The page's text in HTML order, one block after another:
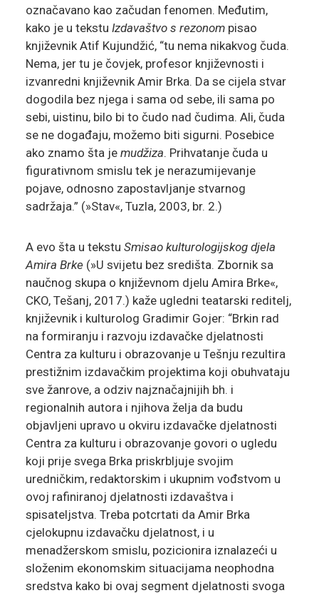
označavano kao začudan fenomen. Međutim,
kako je u tekstu Izdavaštvo s rezonompisao
književnik Atif Kujundžić, “tu nema nikakvog čuda.
Nema, jer tu je čovjek, profesor književnosti i
izvanredni književnik Amir Brka. Da se cijela stvar
dogodila bez njega i sama od sebe, ili sama po
sebi, uistinu, bilo bi to čudo nad čudima. Ali, čuda
se ne događaju, možemo biti sigurni. Posebice
ako znamo šta je mudžiza. Prihvatanje čuda u
figurativnom smislu tek je nerazumijevanje
pojave, odnosno zapostavljanje stvarnog
sadržaja.” (»Stav«, Tuzla, 2003, br. 2.)
A evo šta u tekstu Smisao kulturologijskog djela
Amira Brke (»U svijetu bez središta. Zbornik sa
naučnog skupa o književnom djelu Amira Brke«,
CKO, Tešanj, 2017.) kaže ugledni teatarski reditelj,
književnik i kulturolog Gradimir Gojer: “Brkin rad
na formiranju i razvoju izdavačke djelatnosti
Centra za kulturu i obrazovanje u Tešnju rezultira
prestižnim izdavačkim projektima koji obuhvataju
sve žanrove, a odziv najznačajnijih bh. i
regionalnih autora i njihova želja da budu
objavljeni upravo u okviru izdavačke djelatnosti
Centra za kulturu i obrazovanje govori o ugledu
koji prije svega Brka priskrbljuje svojim
uredničkim, redaktorskim i ukupnim vođstvom u
ovoj rafiniranoj djelatnosti izdavaštva i
spisateljstva. Treba potcrtati da Amir Brka
cjelokupnu izdavačku djelatnost, i u
menadžerskom smislu, pozicionira iznalazeći u
složenim ekonomskim situacijama neophodna
sredstva kako bi ovaj segment djelatnosti svoga